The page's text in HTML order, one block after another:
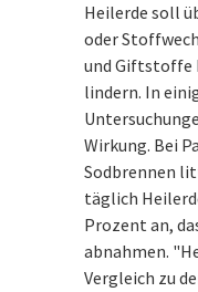
Heilerde soll
oder
und Giftstoffe
lindern. In
Wirkung. Bei
Sodbrennen
täglich
Prozent an,
abnahmen.
Vergleich zu